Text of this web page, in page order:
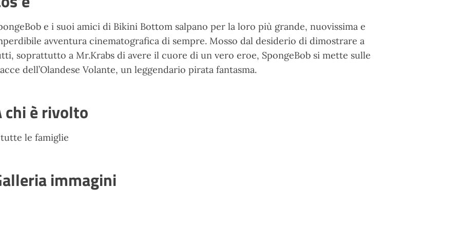
e i suoi amici di Bikini Bottom salpano per la loro più grande, nuovissima e
avventura cinematografica di sempre. Mosso dal desiderio di dimostrare a
soprattutto a Mr.Krabs di avere il cuore di un vero eroe, SpongeBob si mette sulle
dell’Olandese Volante, un leggendario pirata fantasma.
chi è rivolto
le famiglie
immagini